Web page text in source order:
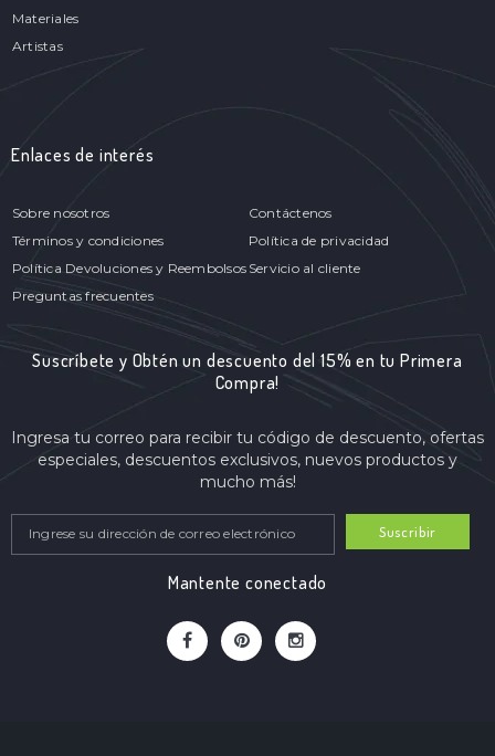
Materiales
Artistas
Enlaces de interés
Sobre nosotros
Contáctenos
Términos y condiciones
Política de privacidad
Política Devoluciones y Reembolsos Servicio al cliente
Preguntas frecuentes
Suscríbete y Obtén un descuento del 15% en tu Primera
Compra!
Ingresa tu correo para recibir tu código de descuento, ofertas
especiales, descuentos exclusivos, nuevos productos y
mucho más!
Suscribir
Mantente conectado